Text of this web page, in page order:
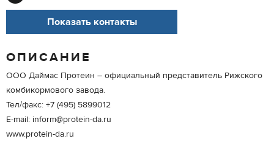
Показать контакты
ОПИСАНИЕ
ООО Даймас Протеин – официальный представитель Рижского
комбикормового завода.
Тел/факс: +7 (495) 5899012
E-mail: inform@protein-da.ru
www.protein-da.ru